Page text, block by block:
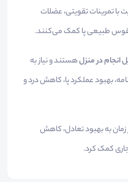
با تمرینات تقویتی، عضلات
قوس طبیعی پا کمک می‌کنند.
انجام در منزلهستند و نیاز به
بهبود عملکرد پا، کاهش درد و
زمان به بهبود تعادل، کاهش
کمک کرد.